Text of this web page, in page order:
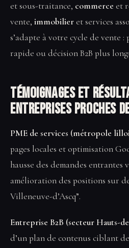
et sous-traitance, commerce et
vente, immobilieret services
s’adapte à votre cycle de vente
rapide ou décision B2B plus
Témoignages et
entreprises proches
PME de services (métropole
pages locales et optimisation
hausse des demandes entrantes
amélioration des positions sur
Villeneuve-d’Ascq”.
Entreprise B2B (secteur Hauts-
d’un plan de contenus ciblant